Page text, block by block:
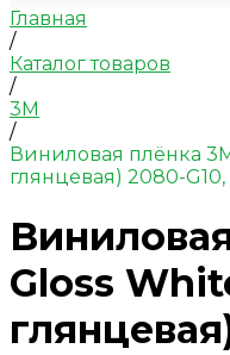
Главная
/
Каталог товаров
/
3M
/
Виниловая плёнка
глянцевая) 2080-G10,
Gloss